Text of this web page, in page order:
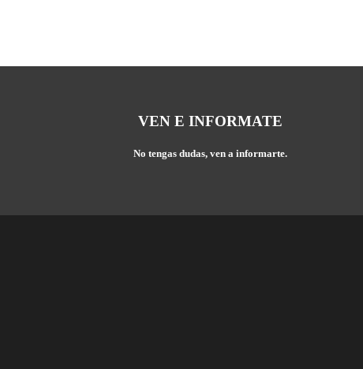
VEN E INFORMATE
No tengas dudas, ven a informarte.